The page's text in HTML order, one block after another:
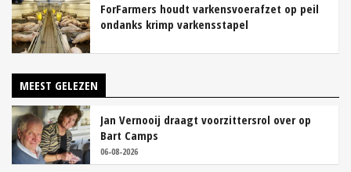
ForFarmers houdt varkensvoerafzet op peil
ondanks krimp varkensstapel
MEEST GELEZEN
Jan Vernooij draagt voorzittersrol over op
Bart Camps
06-08-2026